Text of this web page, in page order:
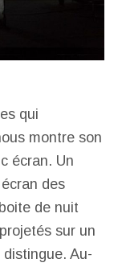
qui
montre son
écran. Un
des
de nuit
sur un
Au-